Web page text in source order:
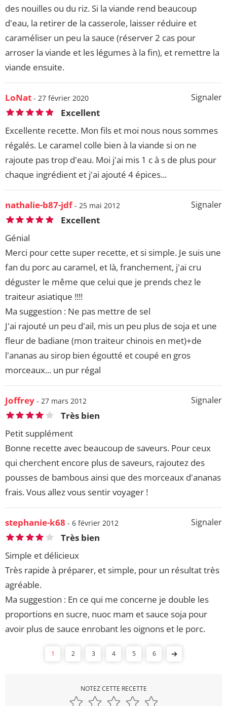
des nouilles ou du riz. Si la viande rend beaucoup
d'eau, la retirer de la casserole, laisser réduire et
caraméliser un peu la sauce (réserver 2 cas pour
arroser la viande et les légumes à la fin), et remettre la
viande ensuite.
Signaler
LoNat - 27 février 2020
Excellent
Excellente recette. Mon fils et moi nous nous sommes
régalés. Le caramel colle bien à la viande si on ne
rajoute pas trop d'eau. Moi j'ai mis 1 c à s de plus pour
chaque ingrédient et j'ai ajouté 4 épices...
Signaler
nathalie-b87-jdf- 25 mai 2012
Excellent
Génial
Merci pour cette super recette, et si simple. Je suis une
fan du porc au caramel, et là, franchement, j'ai cru
déguster le même que celui que je prends chez le
traiteur asiatique !!!!
Ma suggestion : Ne pas mettre de sel
J'ai rajouté un peu d'ail, mis un peu plus de soja et une
fleur de badiane (mon traiteur chinois en met)+de
l'ananas au sirop bien égoutté et coupé en gros
morceaux... un pur régal
Signaler
Joffrey - 27 mars 2012
Très bien
Petit supplément
Bonne recette avec beaucoup de saveurs. Pour ceux
qui cherchent encore plus de saveurs, rajoutez des
pousses de bambous ainsi que des morceaux d'ananas
frais. Vous allez vous sentir voyager !
Signaler
stephanie-k68 - 6 février 2012
Très bien
Simple et délicieux
Très rapide à préparer, et simple, pour un résultat très
agréable.
Ma suggestion : En ce qui me concerne je double les
proportions en sucre, nuoc mam et sauce soja pour
avoir plus de sauce enrobant les oignons et le porc.
1 2 3 4 5 6
NOTEZ CETTE RECETTE